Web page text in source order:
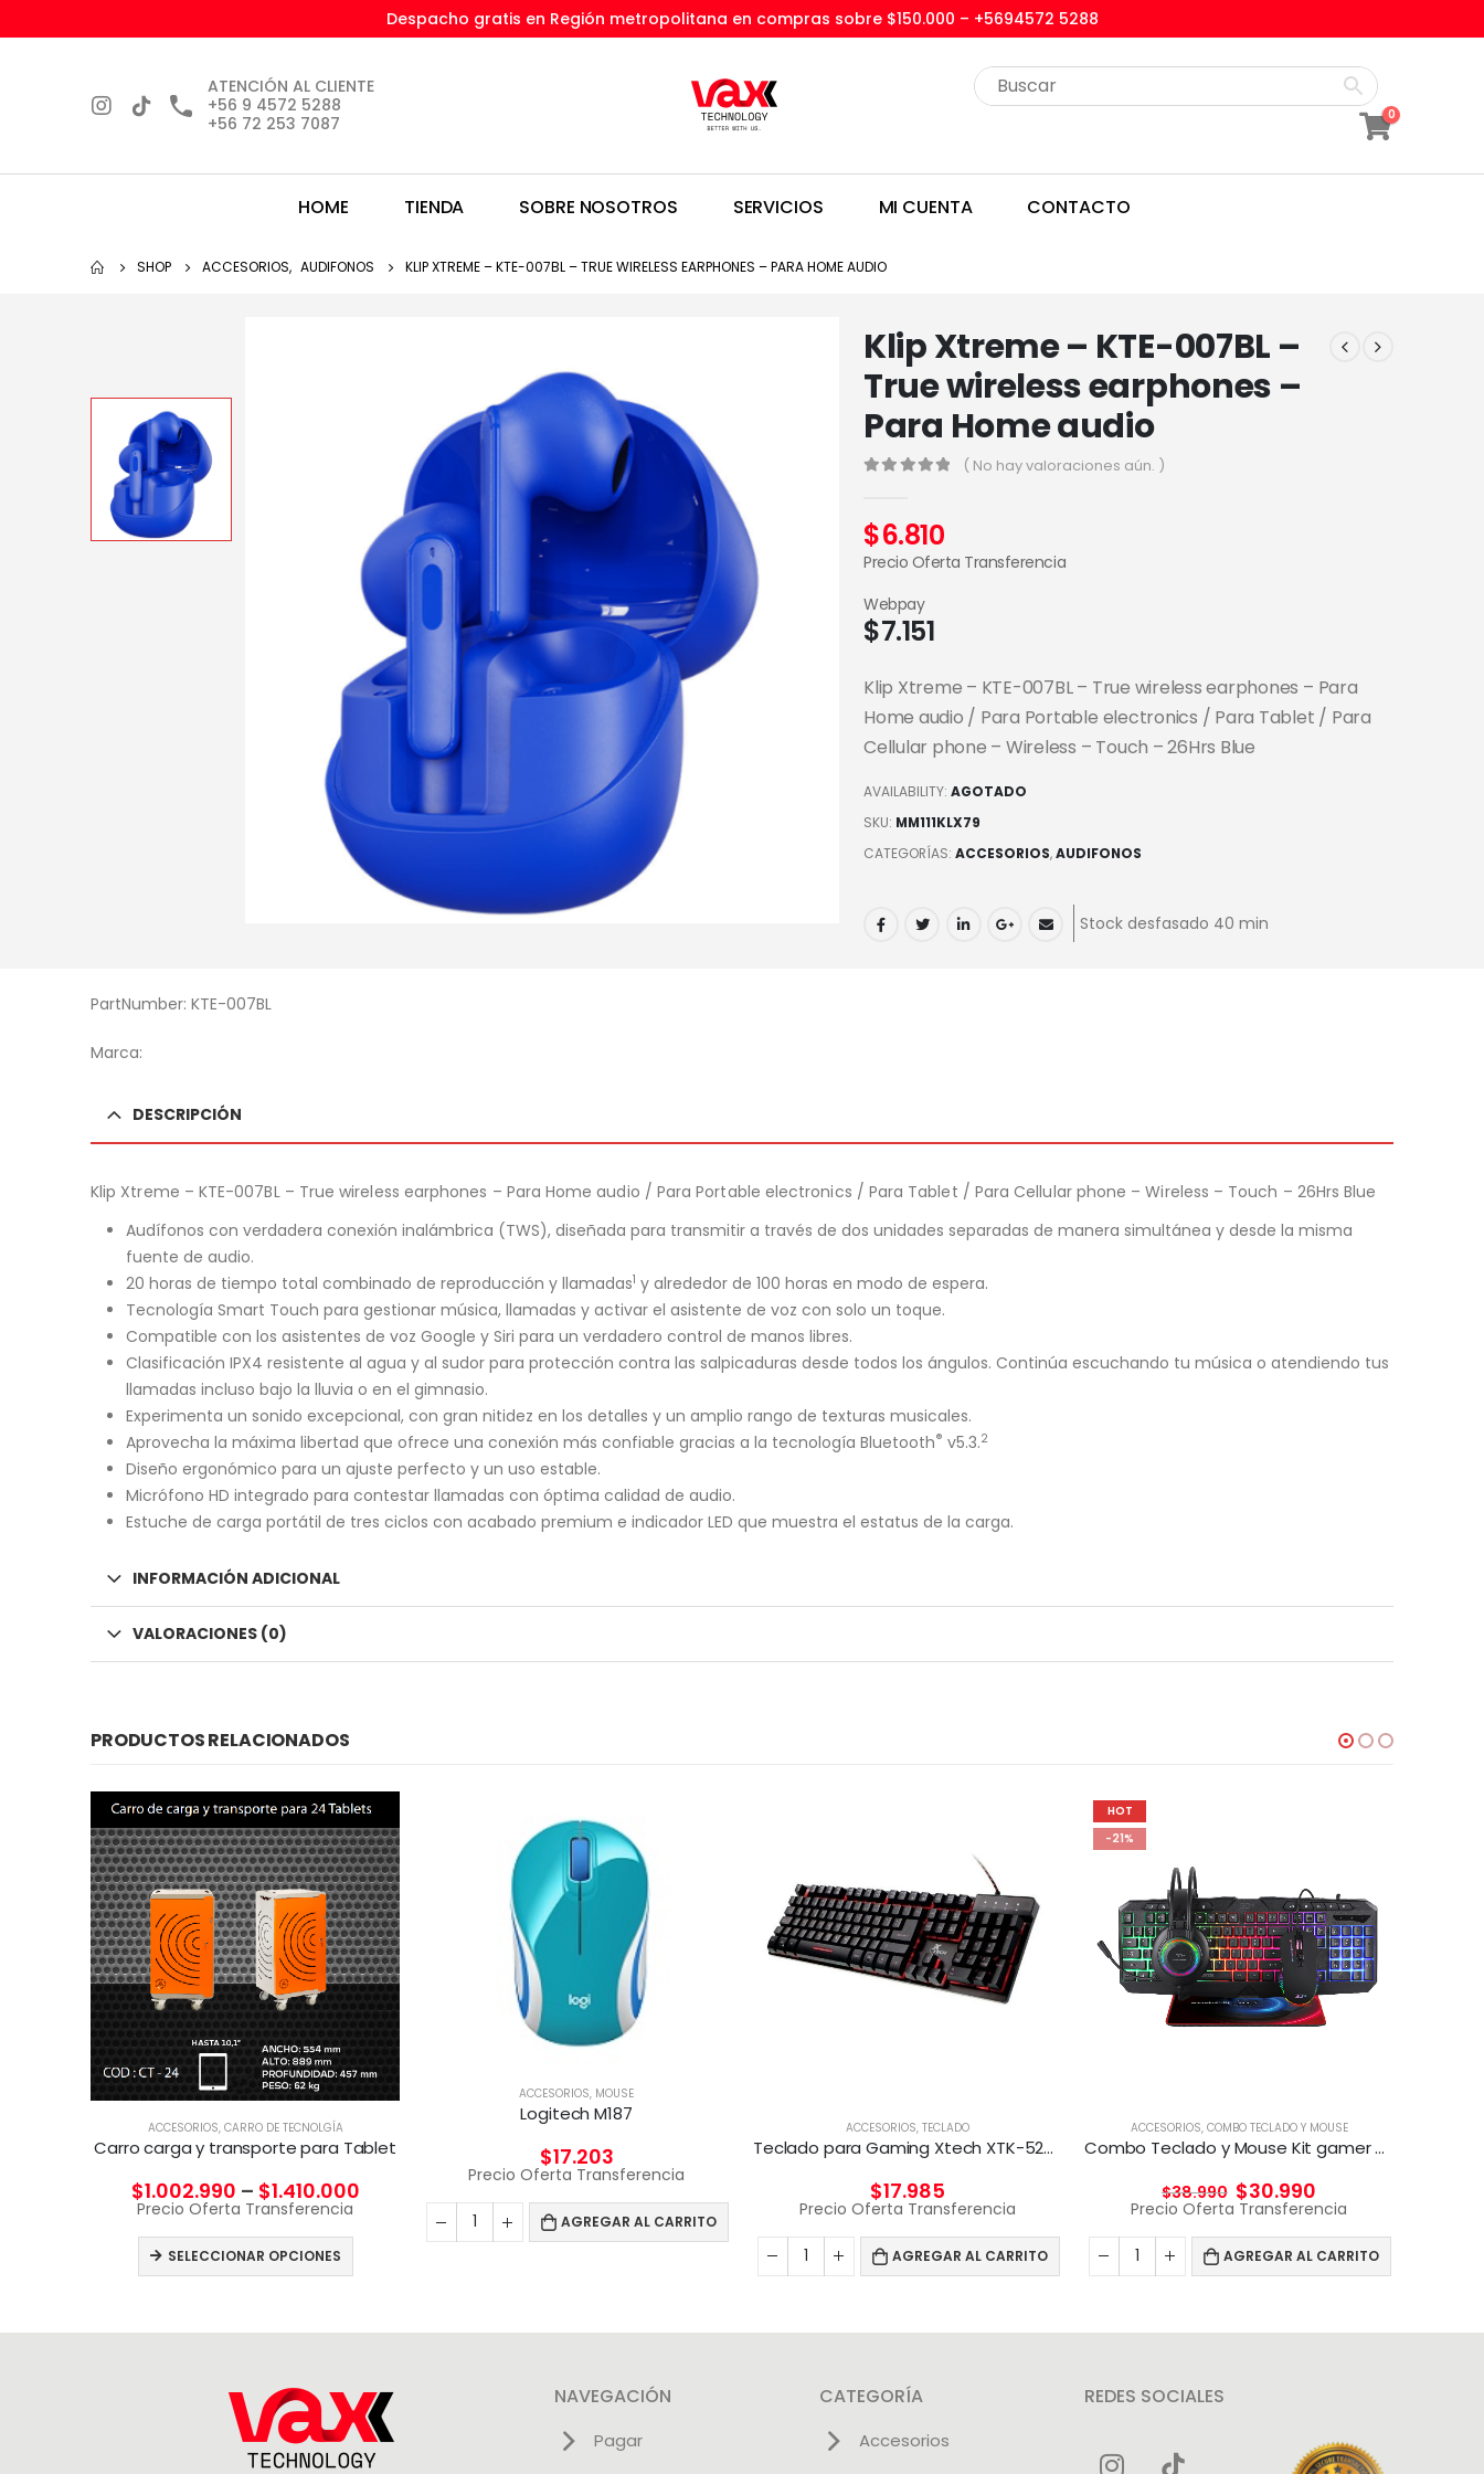
Despacho gratis en Región metropolitana en compras sobre $150.000 – +5694572 5288
ATENCIÓN AL CLIENTE
+56 9 4572 5288
+56 72 253 7087
0
HOME TIENDA SOBRE NOSOTROS SERVICIOS MI CUENTA CONTACTO
SHOP ACCESORIOS, AUDIFONOS KLIP XTREME – KTE-007BL – TRUE WIRELESS EARPHONES – PARA HOME AUDIO
Klip Xtreme – KTE-007BL –
True wireless earphones –
Para Home audio
( No hay valoraciones aún. )
$6.810
Precio Oferta Transferencia
$7.151
Webpay
Klip Xtreme – KTE-007BL – True wireless earphones – Para
Home audio / Para Portable electronics / Para Tablet / Para
Cellular phone – Wireless – Touch – 26Hrs Blue
AVAILABILITY: AGOTADO
SKU: MM111KLX79
CATEGORÍAS: ACCESORIOS,AUDIFONOS
Stock desfasado 40 min
PartNumber: KTE-007BL
Marca:
DESCRIPCIÓN
Klip Xtreme – KTE-007BL – True wireless earphones – Para Home audio / Para Portable electronics / Para Tablet / Para Cellular phone – Wireless – Touch – 26Hrs Blue
Audífonos con verdadera conexión inalámbrica (TWS), diseñada para transmitir a través de dos unidades separadas de manera simultánea y desde la misma
fuente de audio.
20 horas de tiempo total combinado de reproducción y llamadas1 y alrededor de 100 horas en modo de espera.
Tecnología Smart Touch para gestionar música, llamadas y activar el asistente de voz con solo un toque.
Compatible con los asistentes de voz Google y Siri para un verdadero control de manos libres.
Clasificación IPX4 resistente al agua y al sudor para protección contra las salpicaduras desde todos los ángulos. Continúa escuchando tu música o atendiendo tus
llamadas incluso bajo la lluvia o en el gimnasio.
Experimenta un sonido excepcional, con gran nitidez en los detalles y un amplio rango de texturas musicales.
Aprovecha la máxima libertad que ofrece una conexión más confiable gracias a la tecnología Bluetooth® v5.3.2
Diseño ergonómico para un ajuste perfecto y un uso estable.
Micrófono HD integrado para contestar llamadas con óptima calidad de audio.
Estuche de carga portátil de tres ciclos con acabado premium e indicador LED que muestra el estatus de la carga.
INFORMACIÓN ADICIONAL
VALORACIONES (0)
PRODUCTOS RELACIONADOS
ACCESORIOS, CARRO DE TECNOLGÍA
Carro carga y transporte para Tablet
$1.002.990 – $1.410.000
Precio Oferta Transferencia
SELECCIONAR OPCIONES
ACCESORIOS, MOUSE
Logitech M187
$17.203
Precio Oferta Transferencia
AGREGAR AL CARRITO
ACCESORIOS, TECLADO
Teclado para Gaming Xtech XTK-520S – Tri-color
$17.985
Precio Oferta Transferencia
AGREGAR AL CARRITO
HOT
-21%
ACCESORIOS, COMBO TECLADO Y MOUSE
Combo Teclado y Mouse Kit gamer 4 en 1 Taranis Pro
$38.990 $30.990
Precio Oferta Transferencia
AGREGAR AL CARRITO
NAVEGACIÓN
Pagar
CATEGORÍA
Accesorios
REDES SOCIALES